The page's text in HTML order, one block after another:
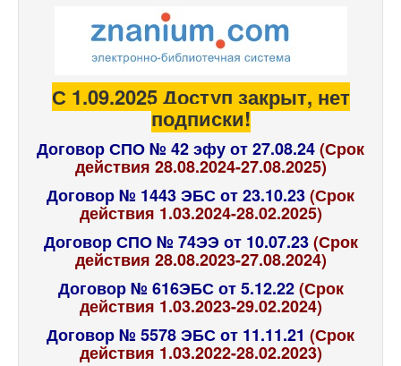
С 1.09.2025 Доступ закрыт, нет
подписки!
Договор СПО № 42 эфу от 27.08.24(Срок
действия 28.08.2024-27.08.2025)
Договор № 1443 ЭБС от 23.10.23(Срок
действия 1.03.2024-28.02.2025)
Договор СПО № 74ЭЭ от 10.07.23(Срок
действия 28.08.2023-27.08.2024)
Договор № 616ЭБС от 5.12.22 (Срок
действия 1.03.2023-29.02.2024)
Договор № 5578 ЭБС от 11.11.21 (Срок
действия 1.03.2022-28.02.2023)